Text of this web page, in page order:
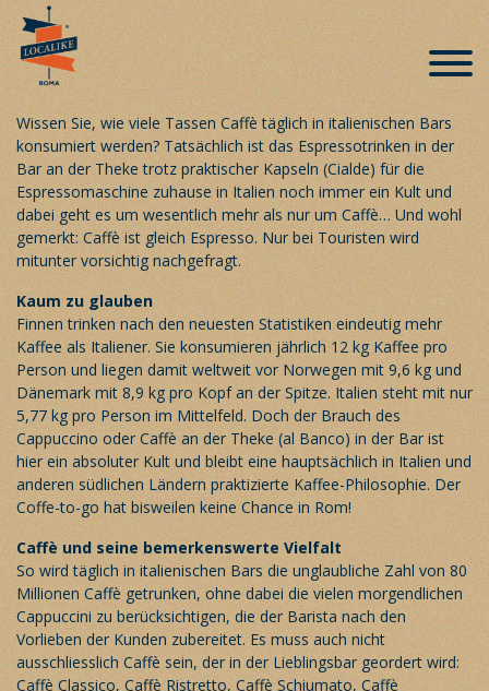
Im italienischen Kaffeerausch
Veröffentlicht am 24. Januar 2018
Wissen Sie, wie viele Tassen Caffè täglich in italienischen Bars
konsumiert werden? Tatsächlich ist das Espressotrinken in der
Bar an der Theke trotz praktischer Kapseln (Cialde) für die
Espressomaschine zuhause in Italien noch immer ein Kult und
dabei geht es um wesentlich mehr als nur um Caffè… Und wohl
gemerkt: Caffè ist gleich Espresso. Nur bei Touristen wird
mitunter vorsichtig nachgefragt.
Kaum zu glauben
Finnen trinken nach den neuesten Statistiken eindeutig mehr
Kaffee als Italiener. Sie konsumieren jährlich 12 kg Kaffee pro
Person und liegen damit weltweit vor Norwegen mit 9,6 kg und
Dänemark mit 8,9 kg pro Kopf an der Spitze. Italien steht mit nur
5,77 kg pro Person im Mittelfeld. Doch der Brauch des
Cappuccino oder Caffè an der Theke (al Banco) in der Bar ist
hier ein absoluter Kult und bleibt eine hauptsächlich in Italien und
anderen südlichen Ländern praktizierte Kaffee-Philosophie. Der
Coffe-to-go hat bisweilen keine Chance in Rom!
Caffè und seine bemerkenswerte Vielfalt
So wird täglich in italienischen Bars die unglaubliche Zahl von 80
Millionen Caffè getrunken, ohne dabei die vielen morgendlichen
Cappuccini zu berücksichtigen, die der Barista nach den
Vorlieben der Kunden zubereitet. Es muss auch nicht
ausschliesslich Caffè sein, der in der Lieblingsbar geordert wird:
Caffè Classico, Caffè Ristretto, Caffè Schiumato, Caffè